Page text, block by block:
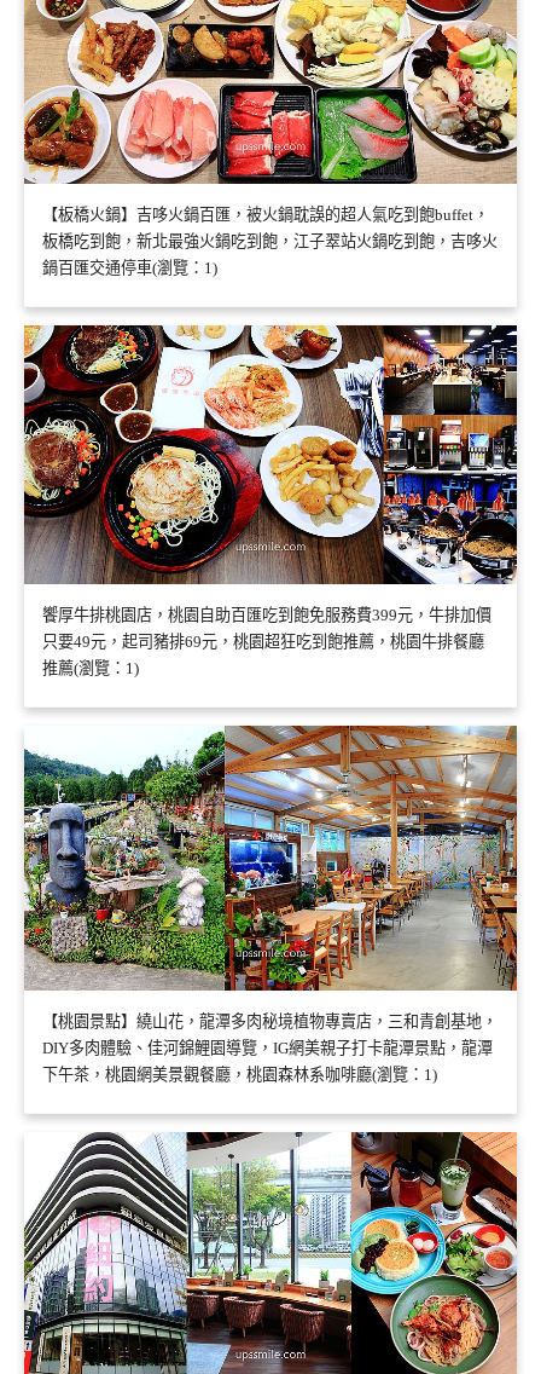
【板橋火鍋】吉哆火鍋百匯，被火鍋耽誤的超人氣吃到飽buffet，
板橋吃到飽，新北最強火鍋吃到飽，江子翠站火鍋吃到飽，吉哆火
鍋百匯交通停車(瀏覽：1)
饗厚牛排桃園店，桃園自助百匯吃到飽免服務費399元，牛排加價
只要49元，起司豬排69元，桃園超狂吃到飽推薦，桃園牛排餐廳
推薦(瀏覽：1)
【桃園景點】繞山花，龍潭多肉秘境植物專賣店，三和青創基地，
DIY多肉體驗、佳河錦鯉園導覽，IG網美親子打卡龍潭景點，龍潭
下午茶，桃園網美景觀餐廳，桃園森林系咖啡廳(瀏覽：1)